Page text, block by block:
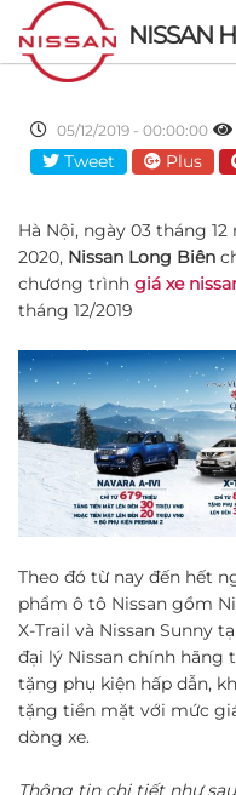
NISSAN
05/12/2019 - 00:00:00
Tweet
Plus
Hà Nội, ngày 03 tháng
2020, Nissan Long Biên
chương trình giá xe
tháng 12/2019
Theo đó từ nay đến hết
phẩm ô tô Nissan gồm
X-Trail và Nissan Sunny
đại lý Nissan chính hãng
tặng phụ kiện hấp dẫn,
tặng tiền mặt với mức
dòng xe.